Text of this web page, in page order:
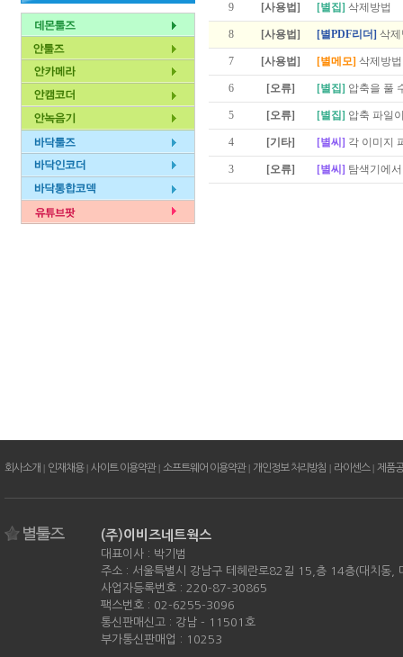
9 [사용법] [별집] 삭제방법
8 [사용법] [별PDF리더] 삭
7 [사용법] [별메모] 삭제방법
6 [오류] [별집] 압축을 풀
5 [오류] [별집] 압축 파일
4 [기타] [별씨] 각 이미지
3 [오류] [별씨] 탐색기에
회사소개 | 인재채용| 사이트 이용약관| 소프트웨어 이용약관| 개인정보 처리방침 | 라이센스| 제품
(주)이비즈네트웍스
대표이사 : 박기범
주소 : 서울특별시 강남구 테헤란로82길 15,층 14층(대치동,
사업자등록번호 : 220-87-30865
팩스번호 : 02-6255-3096
통신판매신고 : 강남 - 11501호
부가통신판매업 : 10253